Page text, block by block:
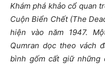
Khám phá khảo cổ quan
Cuộn Biển Chết (The
hiện vào năm 1947.
Qumran dọc theo vách
bình gốm cất giữ những